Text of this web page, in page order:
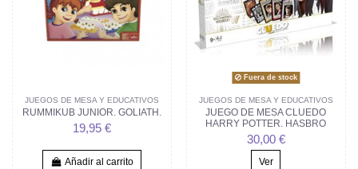
JUEGOS DE MESA Y EDUCATIVOS
RUMMIKUB JUNIOR. GOLIATH.
19,95 €
Añadir al carrito
Fuera de stock
JUEGOS DE MESA Y EDUCATIVOS
JUEGO DE MESA CLUEDO
HARRY POTTER. HASBRO
30,00 €
Ver